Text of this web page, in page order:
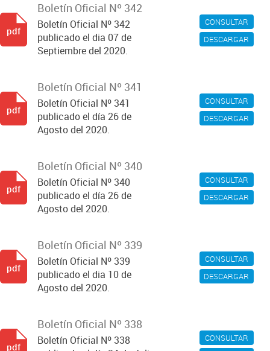
CONSULTAR
DESCARGAR
Boletín Oficial Nº 342
Boletín Oficial Nº 342
publicado el dia 07 de
Septiembre del 2020.
pdf
CONSULTAR
DESCARGAR
Boletín Oficial Nº 341
Boletín Oficial Nº 341
publicado el día 26 de
Agosto del 2020.
pdf
CONSULTAR
DESCARGAR
Boletín Oficial Nº 340
Boletín Oficial Nº 340
publicado el día 26 de
Agosto del 2020.
pdf
CONSULTAR
DESCARGAR
Boletín Oficial Nº 339
Boletín Oficial Nº 339
publicado el dia 10 de
Agosto del 2020.
pdf
CONSULTAR
Boletín Oficial Nº 338
Boletín Oficial Nº 338
pdf